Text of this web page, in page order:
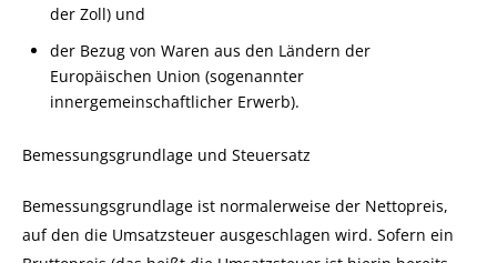
der Zoll) und
der Bezug von Waren aus den Ländern der
Europäischen Union(sogenannter
innergemeinschaftlicher Erwerb).
Bemessungsgrundlage und Steuersatz
Bemessungsgrundlage ist normalerweise der Nettopreis,
auf den die Umsatzsteuer ausgeschlagen wird. Sofern ein